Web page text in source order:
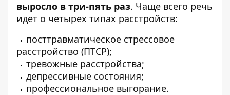
выросло в три-пять раз. Чаще всего речь
идет о четырех типах расстройств:
посттравматическое стрессовое
расстройство (ПТСР);
тревожные расстройства;
депрессивные состояния;
профессиональное выгорание.